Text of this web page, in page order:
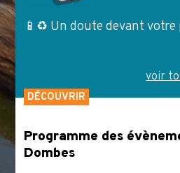
📱♻️ Un doute devant votre
voir
DÉCOUVRIR
Programme des
Dombes